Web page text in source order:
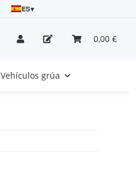
ES▾
0,00 €
Vehículos grúa